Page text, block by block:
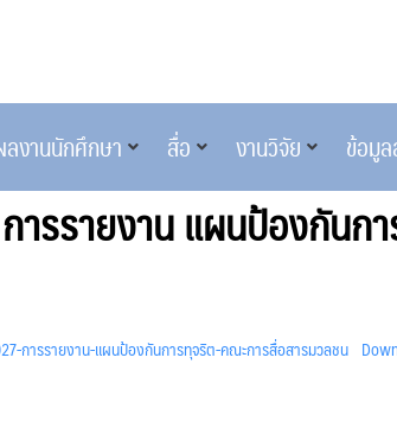
งานนักศึกษา สื่อ งานวิจัย ข้อมู
การรายงาน แผนป้องกันก
การรายงาน-แผนป้องกันการทุจริต-คณะการสื่อสารมวลชน